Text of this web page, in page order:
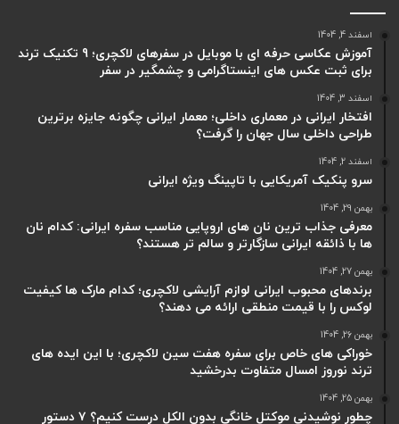
اسفند 4, 1404
آموزش عکاسی حرفه ای با موبایل در سفرهای لاکچری؛ 9 تکنیک ترند
برای ثبت عکس های اینستاگرامی و چشمگیر در سفر
اسفند 3, 1404
افتخار ایرانی در معماری داخلی؛ معمار ایرانی چگونه جایزه برترین
طراحی داخلی سال جهان را گرفت؟
اسفند 2, 1404
سرو پنکیک آمریکایی با تاپینگ ویژه ایرانی
بهمن 29, 1404
معرفی جذاب ترین نان های اروپایی مناسب سفره ایرانی: کدام نان
ها با ذائقه ایرانی سازگارتر و سالم تر هستند؟
بهمن 27, 1404
برندهای محبوب ایرانی لوازم آرایشی لاکچری؛ کدام مارک ها کیفیت
لوکس را با قیمت منطقی ارائه می دهند؟
بهمن 26, 1404
خوراکی های خاص برای سفره هفت سین لاکچری؛ با این ایده های
ترند نوروز امسال متفاوت بدرخشید
بهمن 25, 1404
چطور نوشیدنی موکتل خانگی بدون الکل درست کنیم؟ ۷ دستور